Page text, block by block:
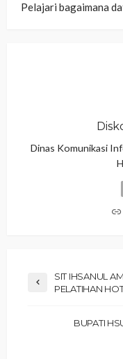
Pelajari bagaimana
Dinas Komunikasi
SIT IHSANUL
PELATIHAN
BUPATI